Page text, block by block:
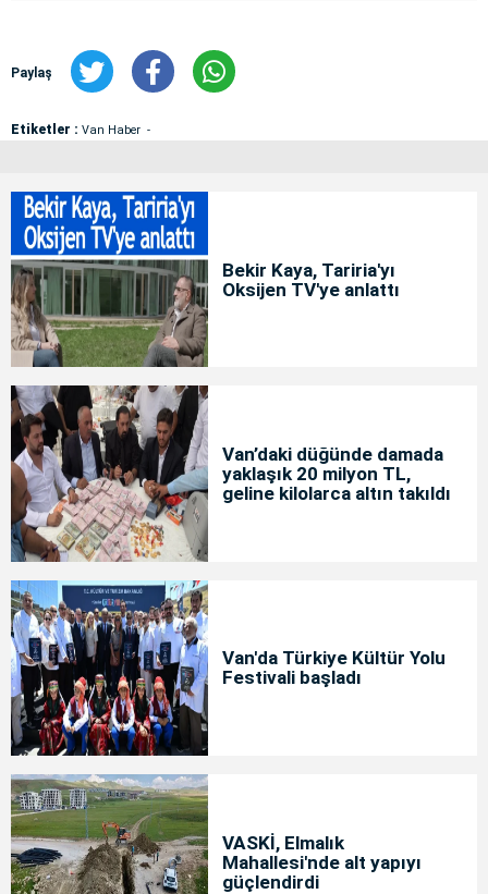
Paylaş
Etiketler : Van Haber
Bekir Kaya, Tariria'yı
Oksijen TV'ye anlattı
Van’daki düğünde damada
yaklaşık 20 milyon TL,
geline kilolarca altın takıldı
Van'da Türkiye Kültür Yolu
Festivali başladı
VASKİ, Elmalık
Mahallesi'nde alt yapıyı
güçlendirdi